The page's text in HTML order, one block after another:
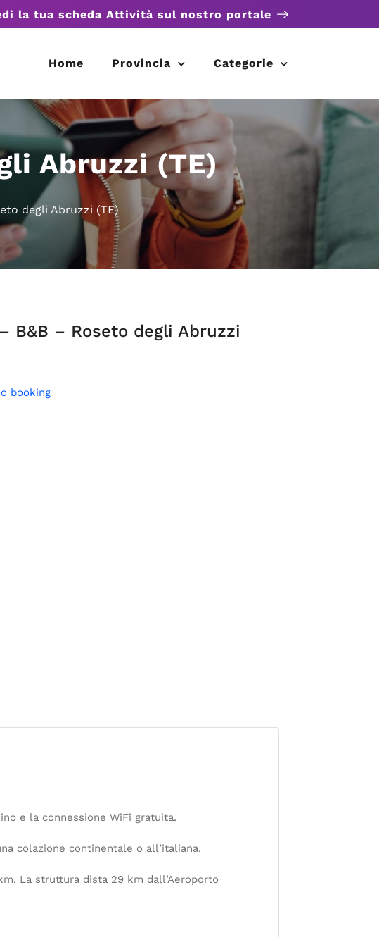
la tua scheda Attività sul nostro portale
Home Provincia Categorie
Abruzzi (TE)
degli Abruzzi (TE)
B&B – Roseto degli Abruzzi
booking
e la connessione WiFi gratuita.
colazione continentale o all’italiana.
La struttura dista 29 km dall’Aeroporto